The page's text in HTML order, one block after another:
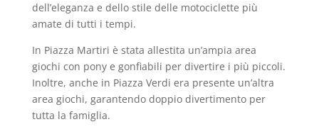
dell’eleganza e dello stile delle motociclette più
amate di tutti i tempi.
In Piazza Martiri è stata allestita un’ampia area
giochi con pony e gonfiabili per divertire i più piccoli.
Inoltre, anche in Piazza Verdi era presente un’altra
area giochi, garantendo doppio divertimento per
tutta la famiglia.